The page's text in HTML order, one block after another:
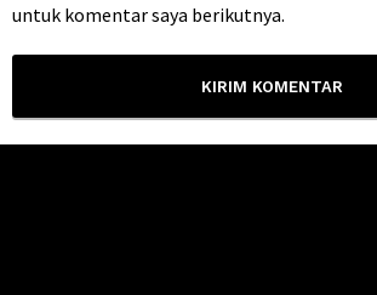
untuk komentar saya berikutnya.